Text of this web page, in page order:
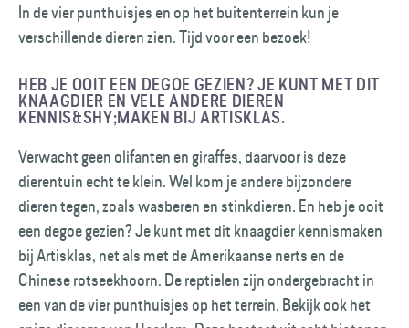
In de vier punthuisjes en op het buitenterrein kun je
verschillende dieren zien. Tijd voor een bezoek!
HEB JE OOIT EEN DEGOE GEZIEN? JE KUNT MET DIT
KNAAGDIER EN VELE ANDERE DIEREN
KENNIS&SHY;MAKEN BIJ ARTISKLAS.
Verwacht geen olifanten en giraffes, daarvoor is deze
dierentuin echt te klein. Wel kom je andere bijzondere
dieren tegen, zoals wasberen en stinkdieren. En heb je ooit
een degoe gezien? Je kunt met dit knaagdier kennismaken
bij Artisklas, net als met de Amerikaanse nerts en de
Chinese rotseekhoorn. De reptielen zijn ondergebracht in
een van de vier punthuisjes op het terrein. Bekijk ook het